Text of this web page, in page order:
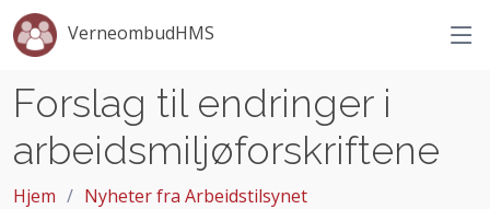
VerneombudHMS
Forslag til endringer i
arbeidsmiljøforskriftene
Hjem
Nyheter fra Arbeidstilsynet